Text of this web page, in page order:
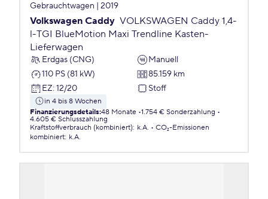
Gebrauchtwagen | 2019
Volkswagen Caddy VOLKSWAGEN Caddy 1,4-
l-TGI BlueMotion Maxi Trendline Kasten-
Lieferwagen
Erdgas (CNG)
Manuell
110 PS (81 kW)
85.159 km
EZ: 12/20 Stoff
in 4 bis 8 Wochen
Finanzierungsdetails:48 Monate 1.754 € Sonderzahlung
4.605 € Schlusszahlung
Kraftstoffverbrauch (kombiniert): k.A.
CO₂-Emissionen
kombiniert: k.A.